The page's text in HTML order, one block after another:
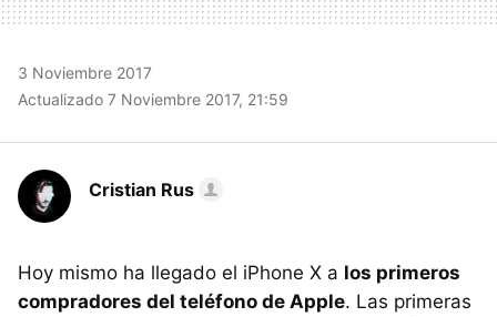
3 Noviembre 2017
Actualizado 7 Noviembre 2017, 21:59
Cristian Rus
Hoy mismo ha llegado el iPhone X a los primeros
compradores del teléfono de Apple. Las primeras